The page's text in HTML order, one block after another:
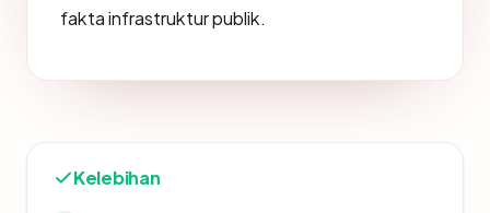
fakta infrastruktur publik.
Kelebihan